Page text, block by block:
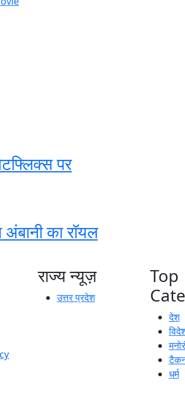
पर
का रॉयल
राज्य न्यूज़
उत्तर प्रदेश
Top
देश
धर्म